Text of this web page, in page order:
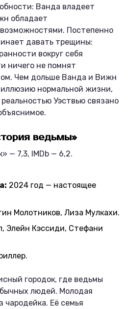
Ванда владеет
обладает
Постепенно
давать трещины:
вокруг себя
ничего не помнят
Чем дольше Ванда и Вижн
нормальной жизни,
Уэствью связано
ведьмы»
— 7,3, IMDb — 6,2.
2024 год — настоящее
Молотников, Лиза Мулкахи.
Элейн Кэссиди, Стефани
городок, где ведьмы
людей. Молодая
чародейка. Её семья